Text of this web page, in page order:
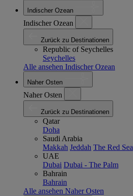
Indischer Ozean
Indischer Ozean
Zurück zu Destinationen
Republic of Seychelles
Seychelles
Alle ansehen Indischer Ozean
Naher Osten
Naher Osten
Zurück zu Destinationen
Qatar
Doha
Saudi Arabia
Makkah Jeddah The Red Sea
UAE
Dubai Dubai - The Palm
Bahrain
Bahrain
Alle ansehen Naher Osten